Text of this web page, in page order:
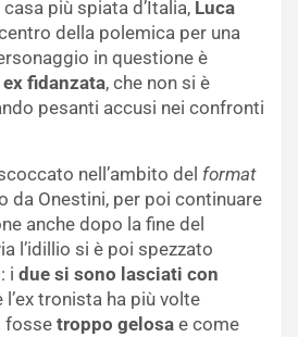
più spiata d’Italia, Luca
della polemica per una
in questione è
fidanzata, che non si è
pesanti accusi nei confronti
nell’ambito del format
da Onestini, per poi continuare
anche dopo la fine del
l’idillio si è poi spezzato
i due si sono lasciati con
tronista ha più volte
fosse troppo gelosa e come